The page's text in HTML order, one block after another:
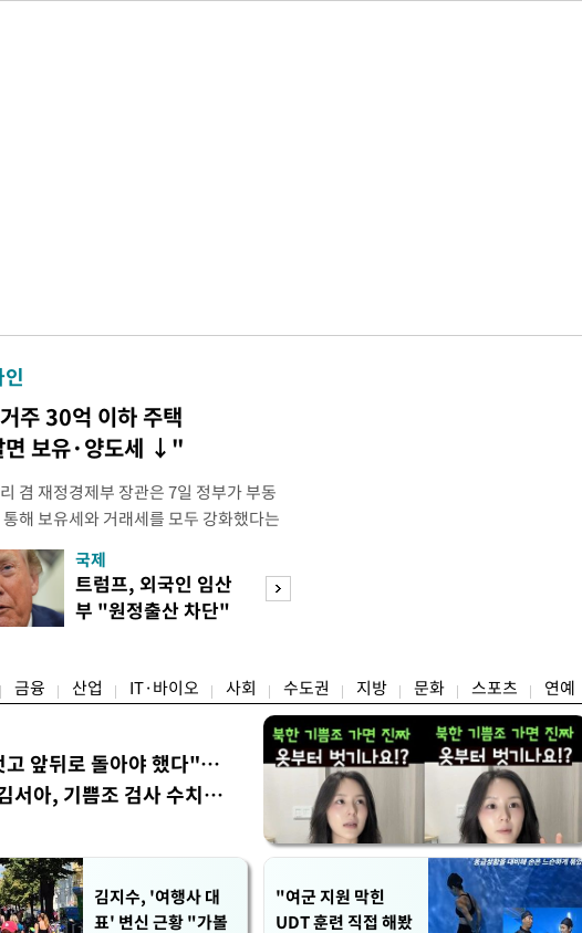
주 30억 이하 주택
면 보유·양도세 ↓"
겸 재정경제부 장관은 7일 정부가 부동
해 보유세와 거래세를 모두 강화했다는
(실거주) 30억원 이하 주택은 보유세도 줄
때 양도세도 줄어든다"고 설명했다. 구 부
MBC 라디오 '김종배의 시선집중'과의 인
억원 이하 주택이) 99% 정도 된다.
국제
트럼프, 외국인 임산
부 "원정출산 차단"
금융 산업 IT·바이오 사회 수도권 지방 문화 스포츠 연예
고 앞뒤로 돌아야 했다"…
서아, 기쁨조 검사 수치심
김지수, '여행사 대
표' 변신 근황 "가볼
"여군 지원 막힌
UDT 훈련 직접 해봤